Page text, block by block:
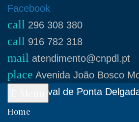
Skip
content
Facebook
call 296 308 380
call 916 782 318
mail atendimento@cnpdl.pt
place Avenida João Bosco
Clube Naval de Ponta
Home